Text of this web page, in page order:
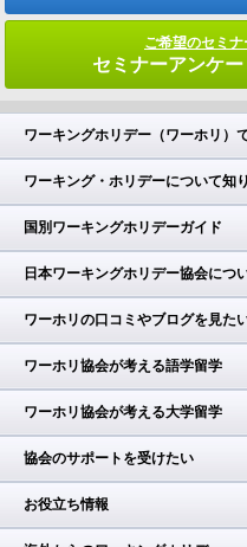
ご希望のセミ
セミナーアンケ
ワーキングホリデー（ワーホリ）
ワーキング・ホリデーについて知
国別ワーキングホリデーガイド
日本ワーキングホリデー協会につ
ワーホリの口コミやブログを見た
ワーホリ協会が考える語学留学
ワーホリ協会が考える大学留学
協会のサポートを受けたい
お役立ち情報